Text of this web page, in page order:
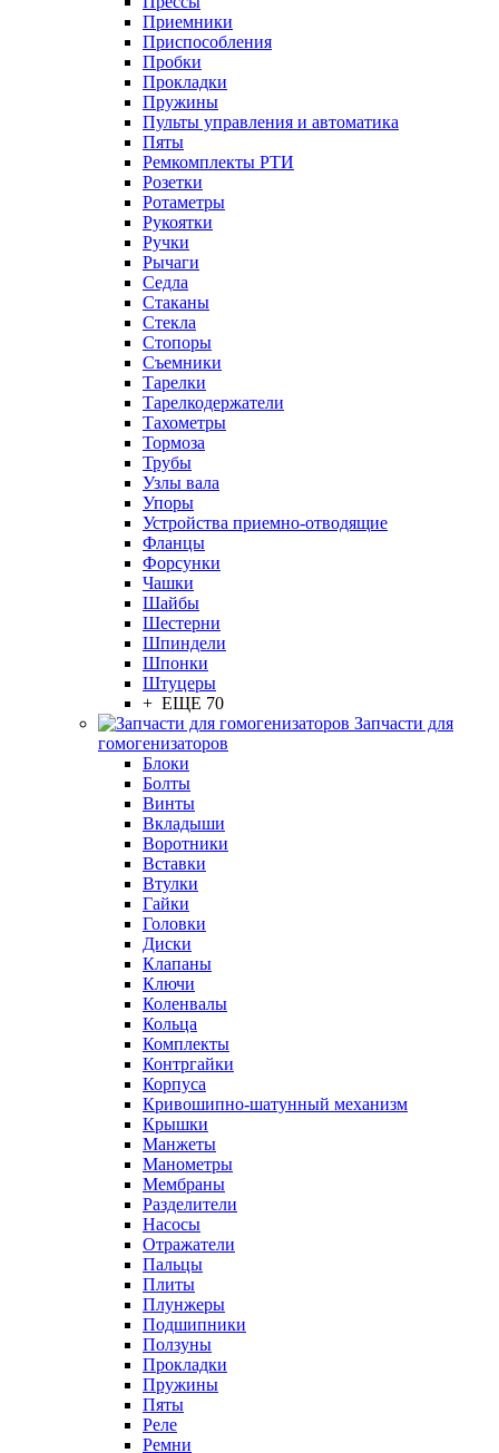
Приемники
Приспособления
Пробки
Прокладки
Пружины
Пульты управления и автоматика
Пяты
Ремкомплекты РТИ
Розетки
Ротаметры
Рукоятки
Ручки
Рычаги
Седла
Стаканы
Стекла
Стопоры
Съемники
Тарелки
Тарелкодержатели
Тахометры
Тормоза
Трубы
Узлы вала
Упоры
Устройства приемно-отводящие
Фланцы
Форсунки
Чашки
Шайбы
Шестерни
Шпиндели
Шпонки
Штуцеры
+ ЕЩЕ 70
Запчасти для
гомогенизаторов
Блоки
Болты
Винты
Вкладыши
Воротники
Вставки
Втулки
Гайки
Головки
Диски
Клапаны
Ключи
Коленвалы
Кольца
Комплекты
Контргайки
Корпуса
Кривошипно-шатунный механизм
Крышки
Манжеты
Манометры
Мембраны
Разделители
Насосы
Отражатели
Пальцы
Плиты
Плунжеры
Подшипники
Ползуны
Прокладки
Пружины
Пяты
Реле
Ремни